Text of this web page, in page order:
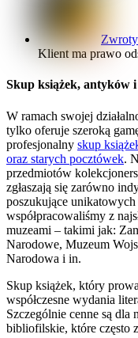
Klient ma prawo
Skup książek, antyków
W ramach swojej
tylko oferuje szeroką
profesjonalny skup
oraz starych pocztówek.
przedmiotów
zgłaszają się zarówno
poszukujące
współpracowaliśmy z
muzeami – takimi jak:
Narodowe, Muzeum
Narodowa i in.
Skup książek, który
współczesne wydania
Szczególnie cenne są dla
bibliofilskie, które często